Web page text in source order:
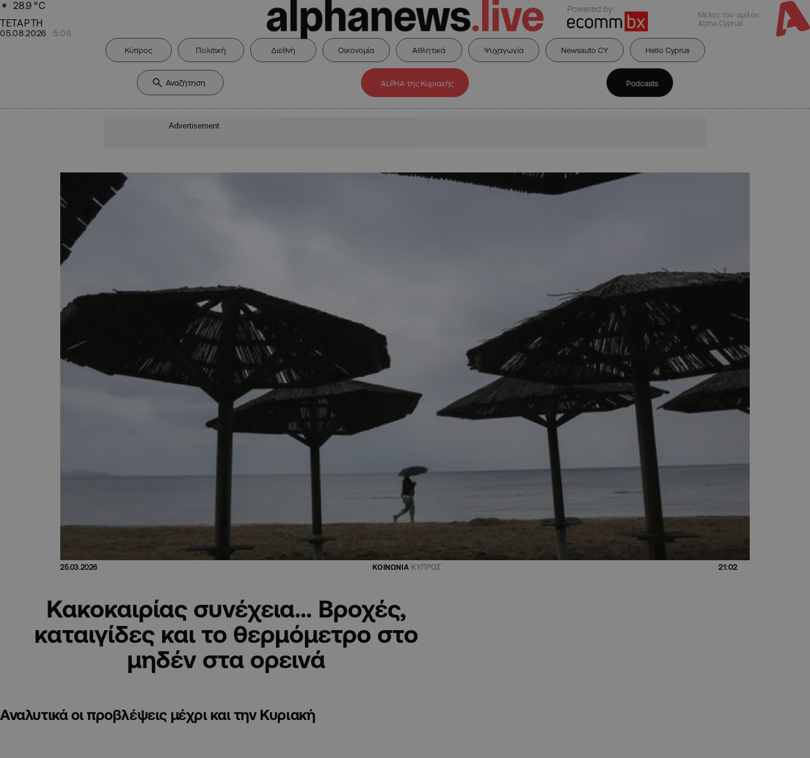
28.9 °C
ΤΕΤΑΡΤΗ
05.08.2026 5:06
Powered by:
Μέλος του ομίλου
Alpha Cyprus
Κύπρος Πολιτική Διεθνή Οικονομία Αθλητικά Ψυχαγωγία Newsauto CY Hello Cyprus
ALPHA της Κυριακής Podcasts
Advertisement
25.03.2026 ΚΟΙΝΩΝΙΑ ΚΥΠΡΟΣ 21:02
Κακοκαιρίας συνέχεια… Βροχές,
καταιγίδες και το θερμόμετρο στο
μηδέν στα ορεινά
Αναλυτικά οι προβλέψεις μέχρι και την Κυριακή